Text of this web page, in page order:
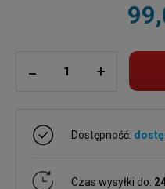
+
Dostępność:
Czas wysyłki do: